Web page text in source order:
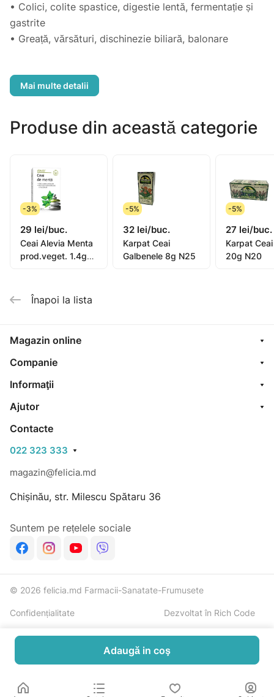
• Colici, colite spastice, digestie lentă, fermentație și
gastrite
• Greață, vărsături, dischinezie biliară, balonare
intestinal normal
intestinelor
• Reduce stările de balonare
Uz intern: adulți, 3 – 4 căni pe zi, după masă, câte 1
plic /cană, se infuzează 3 – 5 minute.
Cure de 6 – 8 săptămâni.
Produse din această categorie
-3%
29 lei/buc.
Ceai Alevia Menta
prod.veget. 1.4g
-5%
32 lei/buc.
Karpat Ceai
Galbenele 8g N25
-5%
27 lei/buc.
Karpat
20g N20
Înapoi la lista
Magazin online
Companie
Informaţii
Ajutor
Contacte
022 323 333
magazin@felicia.md
Chișinău, str. Milescu Spătaru 36
Suntem pe rețelele sociale
© 2026 felicia.md Farmacii-Sanatate-Frumusete
Confidențialitate Dezvoltat în Rich Code
Adaugă in coş